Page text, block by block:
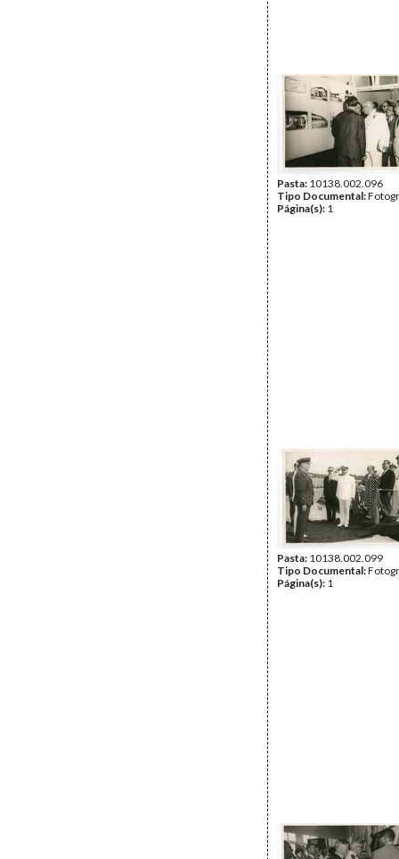
Pasta: 10138.002.096
Tipo Documental:
Página(s): 1
Pasta: 10138.002.099
Tipo Documental:
Página(s): 1